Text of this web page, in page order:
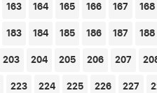
163 164 165 166 167 168
183 184 185 186 187 188
203 204 205 206 207
223 224 225 226 227